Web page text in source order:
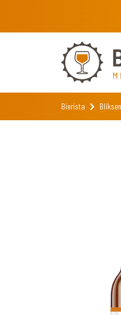
Bierista